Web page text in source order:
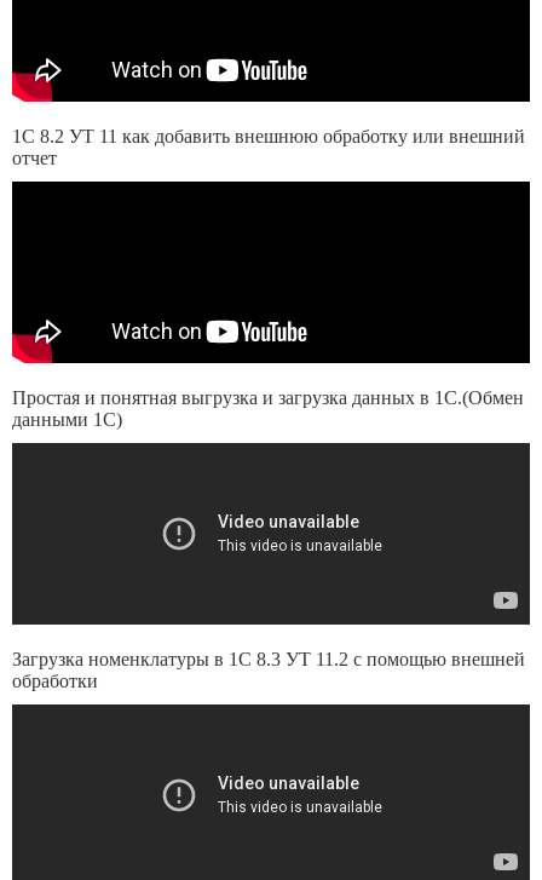
1С 8.2 УТ 11 как добавить внешнюю обработку или внешний
отчет
Простая и понятная выгрузка и загрузка данных в 1С.(Обмен
данными 1С)
Загрузка номенклатуры в 1С 8.3 УТ 11.2 с помощью внешней
обработки